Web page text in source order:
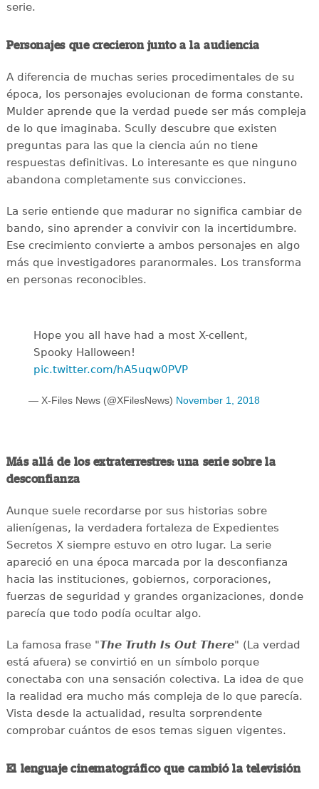
serie.
Personajes que crecieron junto a la audiencia
A diferencia de muchas series procedimentales de su
época, los personajes evolucionan de forma constante.
Mulder aprende que la verdad puede ser más compleja
de lo que imaginaba. Scully descubre que existen
preguntas para las que la ciencia aún no tiene
respuestas definitivas. Lo interesante es que ninguno
abandona completamente sus convicciones.
La serie entiende que madurar no significa cambiar de
bando, sino aprender a convivir con la incertidumbre.
Ese crecimiento convierte a ambos personajes en algo
más que investigadores paranormales. Los transforma
en personas reconocibles.
Hope you all have had a most X-cellent,
Spooky Halloween!
pic.twitter.com/hA5uqw0PVP
— X-Files News (@XFilesNews) November 1, 2018
Más allá de los extraterrestres: una serie sobre la
desconfianza
Aunque suele recordarse por sus historias sobre
alienígenas, la verdadera fortaleza de Expedientes
Secretos X siempre estuvo en otro lugar. La serie
apareció en una época marcada por la desconfianza
hacia las instituciones, gobiernos, corporaciones,
fuerzas de seguridad y grandes organizaciones, donde
parecía que todo podía ocultar algo.
La famosa frase "The Truth Is Out There" (La verdad
está afuera) se convirtió en un símbolo porque
conectaba con una sensación colectiva. La idea de que
la realidad era mucho más compleja de lo que parecía.
Vista desde la actualidad, resulta sorprendente
comprobar cuántos de esos temas siguen vigentes.
El lenguaje cinematográfico que cambió la televisión